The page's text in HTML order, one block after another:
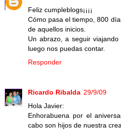
Feliz cumpleblogs¡¡¡¡
Cómo pasa el tiempo, 800
de aquellos inicios.
Un abrazo, a seguir
luego nos puedas contar.
Responder
Ricardo Ribalda 29/9/09
Hola Javier:
Enhorabuena por el
cabo son hijos de nuestra